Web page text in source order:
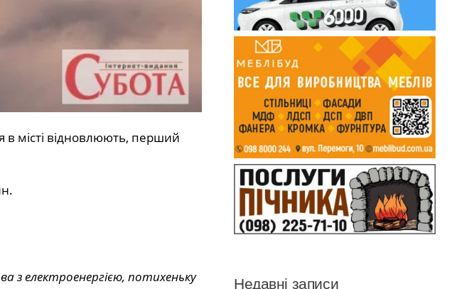
місті відновлюють, перший
з електроенергією, потихеньку
Недавні записи